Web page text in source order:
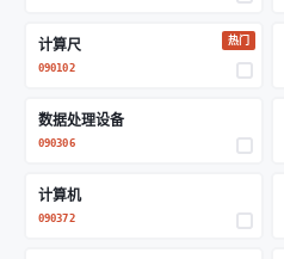
计算尺
090102
热门
数据处理设备
090306
计算机
090372